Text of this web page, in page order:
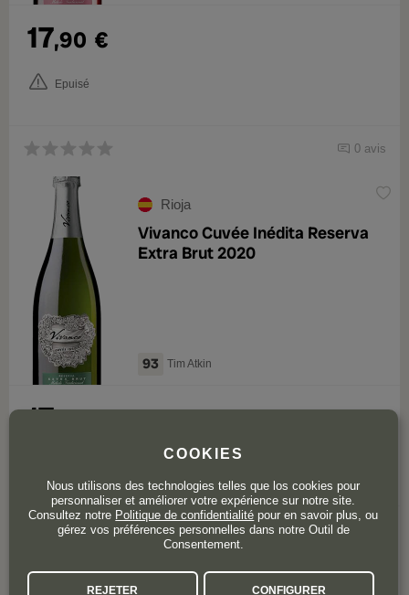
17,90 €
Epuisé
0 avis
Rioja
Vivanco Cuvée Inédita Reserva
Extra Brut 2020
93 Tim Atkin
17
4,0
COOKIES
Nous utilisons des technologies telles que los cookies pour
personnaliser et améliorer votre expérience sur notre site.
Consultez notre Politique de confidentialité pour en savoir plus, ou
gérez vos préférences personnelles dans notre Outil de
Consentement.
REJETER CONFIGURER